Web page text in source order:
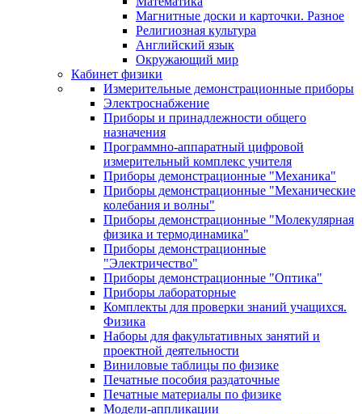
Магнитные доски и карточки. Разное
Религиозная культура
Английский язык
Окружающий мир
Кабинет физики
Измерительные демонстрационные приборы
Электроснабжение
Приборы и принадлежности общего
назначения
Программно-аппаратный цифровой
измерительный комплекс учителя
Приборы демонстрационные "Механика"
Приборы демонстрационные "Механические
колебания и волны"
Приборы демонстрационные "Молекулярная
физика и термодинамика"
Приборы демонстрационные
"Электричество"
Приборы демонстрационные "Оптика"
Приборы лабораторные
Комплекты для проверки знаний учащихся.
Физика
Наборы для факультативных занятий и
проектной деятельности
Виниловые таблицы по физике
Печатные пособия раздаточные
Печатные материалы по физике
Модели-аппликации